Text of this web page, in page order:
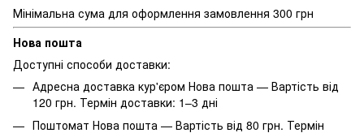
Мінімальна сума для оформлення замовлення 300 грн
Нова пошта
Доступні способи доставки:
Адресна доставка кур'єром Нова пошта — Вартість від
120 грн. Термін доставки: 1–3 дні
Поштомат Нова пошта — Вартість від 80 грн. Термін